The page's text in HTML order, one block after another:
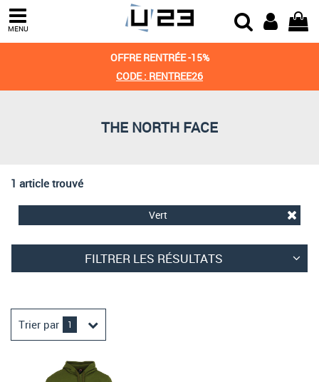
MENU
OFFRE RENTRÉE -15%
CODE : RENTREE26
THE NORTH FACE
1 article trouvé
Vert
FILTRER LES RÉSULTATS
Trier par 1
Trier par
Derniers arrivages